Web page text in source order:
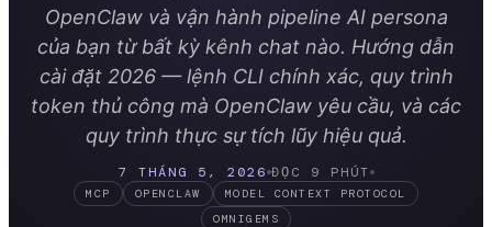
OpenClaw và vận hành pipeline AI persona
của bạn từ bất kỳ kênh chat nào. Hướng dẫn
cài đặt 2026 — lệnh CLI chính xác, quy trình
token thủ công mà OpenClaw yêu cầu, và các
quy trình thực sự tích lũy hiệu quả.
7 THÁNG 5, 2026 ĐỌC 9 PHÚT
MCP OPENCLAW
MODEL CONTEXT PROTOCOL
OMNIGEMS